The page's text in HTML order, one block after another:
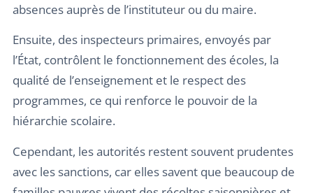
absences auprès de l’instituteur ou du maire.
Ensuite, des inspecteurs primaires, envoyés par
l’État, contrôlent le fonctionnement des écoles, la
qualité de l’enseignement et le respect des
programmes, ce qui renforce le pouvoir de la
hiérarchie scolaire.
Cependant, les autorités restent souvent prudentes
avec les sanctions, car elles savent que beaucoup de